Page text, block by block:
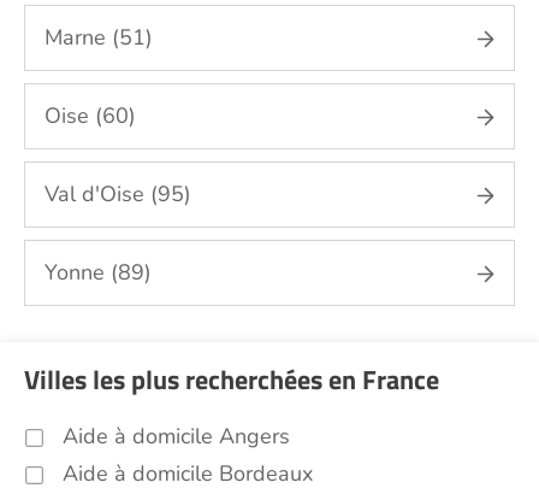
Soins esthétiques Seine et Marne (77)
Autres aides à domicile Seine et Marne (77)
Voir toutes les aides à domicile en Seine et Marne
(77)
Marne (51)
Oise (60)
Val d'Oise (95)
Yonne (89)
Villes les plus recherchées en France
Aide à domicile Angers
Aide à domicile Bordeaux